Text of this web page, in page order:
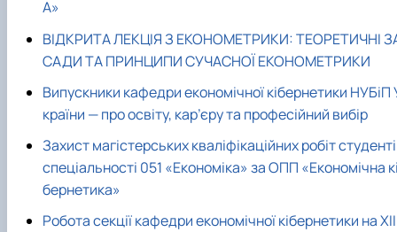
А»
ВІДКРИТА ЛЕКЦІЯ З ЕКОНОМЕТРИКИ: ТЕОРЕТИЧНІ
САДИ ТА ПРИНЦИПИ СУЧАСНОЇ ЕКОНОМЕТРИКИ
Випускники кафедри економічної кібернетики НУБіП
країни — про освіту, кар’єру та професійний вибір
Захист магістерських кваліфікаційних робіт
спеціальності 051 «Економіка» за ОПП «Економічна
бернетика»
Робота секції кафедри економічної кібернетики на